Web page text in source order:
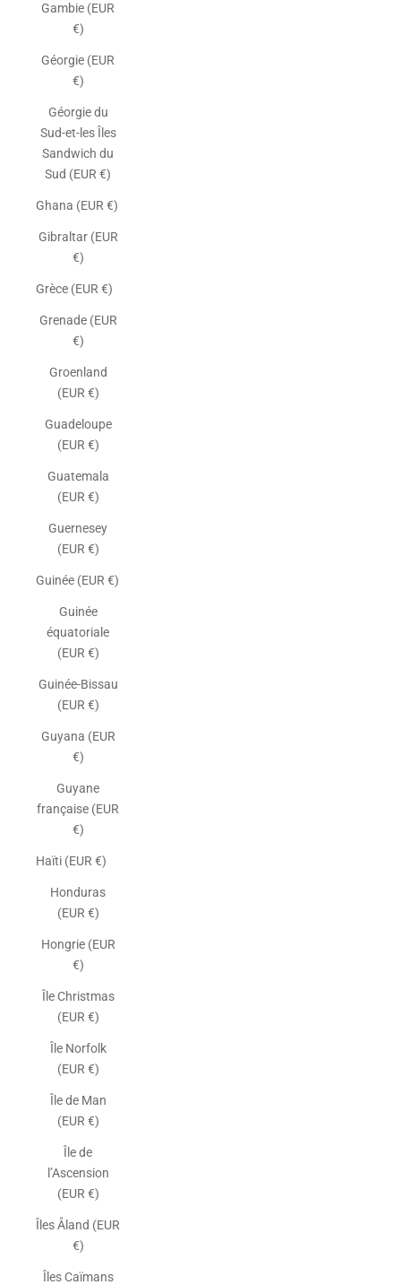
Gambie (EUR
€)
Géorgie (EUR
€)
Géorgie du
Sud-et-les Îles
Sandwich du
Sud (EUR €)
Ghana (EUR €)
Gibraltar (EUR
€)
Grèce (EUR €)
Grenade (EUR
€)
Groenland
(EUR €)
Guadeloupe
(EUR €)
Guatemala
(EUR €)
Guernesey
(EUR €)
Guinée (EUR €)
Guinée
équatoriale
(EUR €)
Guinée-Bissau
(EUR €)
Guyana (EUR
€)
Guyane
française (EUR
€)
Haïti (EUR €)
Honduras
(EUR €)
Hongrie (EUR
€)
Île Christmas
(EUR €)
Île Norfolk
(EUR €)
Île de Man
(EUR €)
Île de
l’Ascension
(EUR €)
Îles Åland (EUR
€)
Îles Caïmans